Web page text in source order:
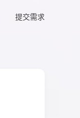
提交需求